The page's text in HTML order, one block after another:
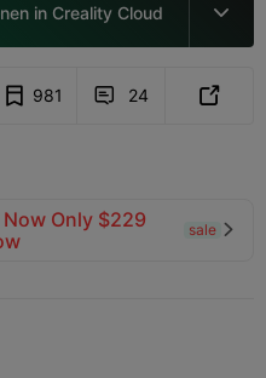
in Creality Cloud 
981  24 
Now Only $229
sale 